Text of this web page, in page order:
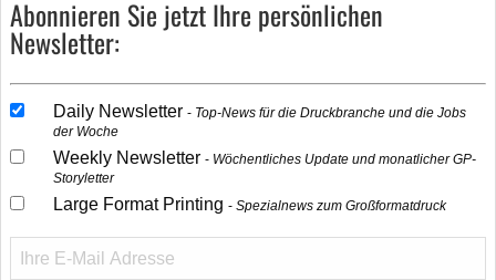
Abonnieren Sie jetzt Ihre persönlichen
Newsletter:
Daily Newsletter
Top-News für die Druckbranche und die Jobs
der Woche
Weekly Newsletter
Wöchentliches Update und monatlicher GP-
Storyletter
Large Format Printing Spezialnews zum Großformatdruck